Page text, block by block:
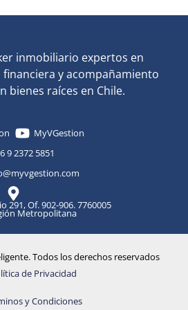
inmobiliario expertos en
y acompañamiento
bienes raíces en Chile.
MyVGestion
9 2372 5851
291, Of. 902-906. 7760005
Metropolitana
Todos los derechos reservados
de Privacidad
y Condiciones